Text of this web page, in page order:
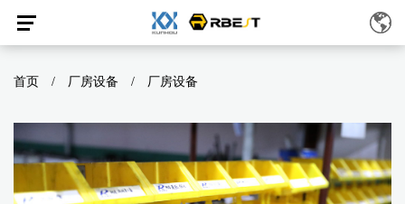
首页 / 厂房设备 / 厂房设备